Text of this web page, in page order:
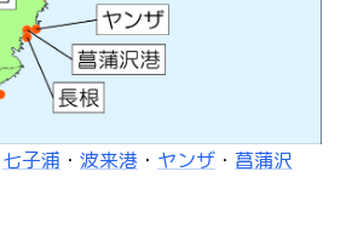
七子浦 ・ 波来港 ・ ヤンザ ・ 菖蒲沢